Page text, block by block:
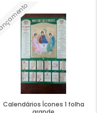
Lançamento
Calendários Ícones 1 folha